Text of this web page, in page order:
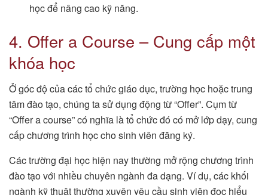
học để nâng cao kỹ năng.
4. Offer a Course – Cung cấp một
khóa học
Ở góc độ của các tổ chức giáo dục, trường học hoặc trung
tâm đào tạo, chúng ta sử dụng động từ “Offer”. Cụm từ
“Offer a course” có nghĩa là tổ chức đó có mở lớp dạy, cung
cấp chương trình học cho sinh viên đăng ký.
Các trường đại học hiện nay thường mở rộng chương trình
đào tạo với nhiều chuyên ngành đa dạng. Ví dụ, các khối
ngành kỹ thuật thường xuyên yêu cầu sinh viên đọc hiểu